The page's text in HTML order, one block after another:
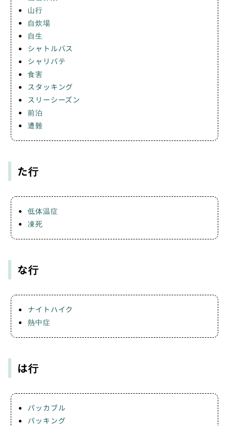
山行
自炊場
自生
シャトルバス
シャリバテ
食害
スタッキング
スリーシーズン
前泊
遭難
た行
低体温症
凍死
な行
ナイトハイク
熱中症
は行
パッカブル
パッキング